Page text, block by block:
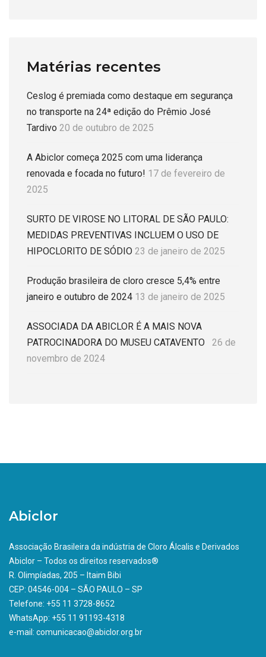
Matérias recentes
Ceslog é premiada como destaque em segurança
no transporte na 24ª edição do Prêmio José
Tardivo 20 de outubro de 2025
A Abiclor começa 2025 com uma liderança
renovada e focada no futuro! 17 de fevereiro de
2025
SURTO DE VIROSE NO LITORAL DE SÃO PAULO:
MEDIDAS PREVENTIVAS INCLUEM O USO DE
HIPOCLORITO DE SÓDIO 23 de janeiro de 2025
Produção brasileira de cloro cresce 5,4% entre
janeiro e outubro de 2024 13 de janeiro de 2025
ASSOCIADA DA ABICLOR É A MAIS NOVA
PATROCINADORA DO MUSEU CATAVENTO
26 de
novembro de 2024
Abiclor
Associação Brasileira da indústria de Cloro Álcalis e Derivados
Abiclor – Todos os direitos reservados®
R. Olimpíadas, 205 – Itaim Bibi
CEP: 04546-004 – SÃO PAULO – SP
Telefone: +55 11 3728-8652
WhatsApp: +55 11 91193-4318
e-mail: comunicacao@abiclor.org.br